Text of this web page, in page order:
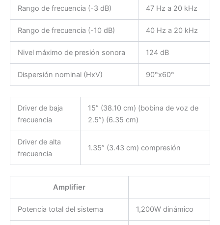
Rango de frecuencia (-3 dB) 47 Hz a 20 kHz
Rango de frecuencia (-10 dB) 40 Hz a 20 kHz
Nivel máximo de presión sonora 124 dB
Dispersión nominal (HxV) 90°x60°
Driver de baja
frecuencia
15” (38.10 cm) (bobina de voz de
2.5”) (6.35 cm)
Driver de alta
frecuencia
1.35” (3.43 cm) compresión
Amplifier
Potencia total del sistema 1,200W dinámico